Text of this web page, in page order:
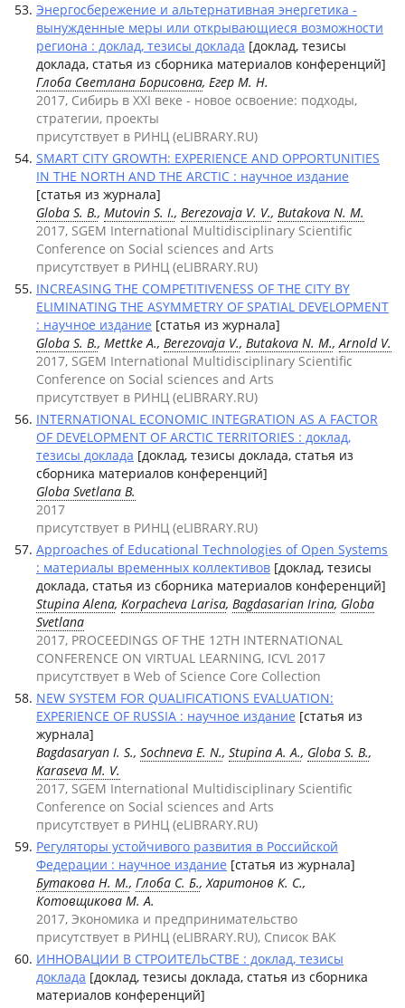
Энергосбережение и альтернативная энергетика -
вынужденные меры или открывающиеся возможности
региона : доклад, тезисы доклада [доклад, тезисы
доклада, статья из сборника материалов конференций]
Глоба Светлана Борисовна, Егер М. Н.
2017, Сибирь в XXI веке - новое освоение: подходы,
стратегии, проекты
присутствует в РИНЦ (eLIBRARY.RU)
SMART CITY GROWTH: EXPERIENCE AND OPPORTUNITIES
IN THE NORTH AND THE ARCTIC : научное издание
[статья из журнала]
Globa S. B., Mutovin S. I., Berezovaja V. V., Butakova N. M.
2017, SGEM International Multidisciplinary Scientific
Conference on Social sciences and Arts
присутствует в РИНЦ (eLIBRARY.RU)
INCREASING THE COMPETITIVENESS OF THE CITY BY
ELIMINATING THE ASYMMETRY OF SPATIAL DEVELOPMENT
: научное издание [статья из журнала]
Globa S. B., Mettke A., Berezovaja V., Butakova N. M.,Arnold V.
2017, SGEM International Multidisciplinary Scientific
Conference on Social sciences and Arts
присутствует в РИНЦ (eLIBRARY.RU)
INTERNATIONAL ECONOMIC INTEGRATION AS A FACTOR
OF DEVELOPMENT OF ARCTIC TERRITORIES : доклад,
тезисы доклада [доклад, тезисы доклада, статья из
сборника материалов конференций]
Globa Svetlana B.
2017
присутствует в РИНЦ (eLIBRARY.RU)
Approaches of Educational Technologies of Open Systems
: материалы временных коллективов [доклад, тезисы
доклада, статья из сборника материалов конференций]
Stupina Alena, Korpacheva Larisa, Bagdasarian Irina, Globa
Svetlana
2017, PROCEEDINGS OF THE 12TH INTERNATIONAL
CONFERENCE ON VIRTUAL LEARNING, ICVL 2017
присутствует в Web of Science Core Collection
NEW SYSTEM FOR QUALIFICATIONS EVALUATION:
EXPERIENCE OF RUSSIA : научное издание [статья из
журнала]
Bagdasaryan I. S., Sochneva E. N., Stupina A. A., Globa S. B.,
Karaseva M. V.
2017, SGEM International Multidisciplinary Scientific
Conference on Social sciences and Arts
присутствует в РИНЦ (eLIBRARY.RU)
Регуляторы устойчивого развития в Российской
Федерации : научное издание [статья из журнала]
Бутакова Н. М., Глоба С. Б., Харитонов К. С.,
Котовщикова М. А.
2017, Экономика и предпринимательство
присутствует в РИНЦ (eLIBRARY.RU), Список ВАК
ИННОВАЦИИ В СТРОИТЕЛЬСТВЕ : доклад, тезисы
доклада [доклад, тезисы доклада, статья из сборника
материалов конференций]